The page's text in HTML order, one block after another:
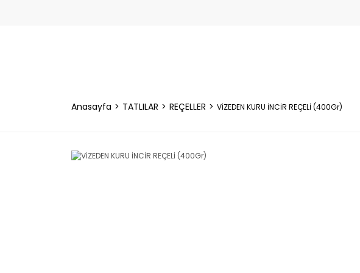
Anasayfa TATLILAR REÇELLER VİZEDEN KURU İNCİR REÇELİ (400Gr)